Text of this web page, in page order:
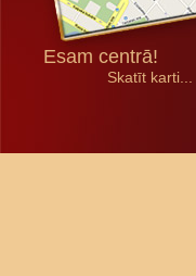
Esam centrā!
Skatīt karti...